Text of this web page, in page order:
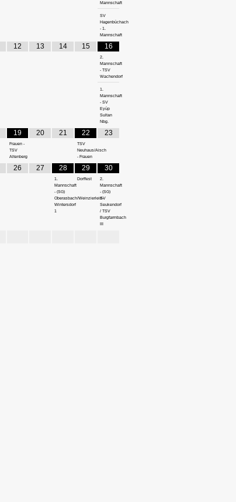
Mannschaft
SV
Hagenbüchach
- 1.
Mannschaft
12 13 14 15 16
2.
Mannschaft
- TSV
Wachendorf
1.
Mannschaft
- SV
Eyüp
Sultan
Nbg.
19
Frauen -
TSV
Altenberg
20 21 22
TSV
Neuhaus/Aisch
- Frauen
23
26 27 28
1.
Mannschaft
- (SG)
Oberasbach/Weinzierlein-
Wintersdorf
1
29
Dorffest
30
2.
Mannschaft
- (SG)
SV
Seukendorf
/ TSV
Burgfarrnbach